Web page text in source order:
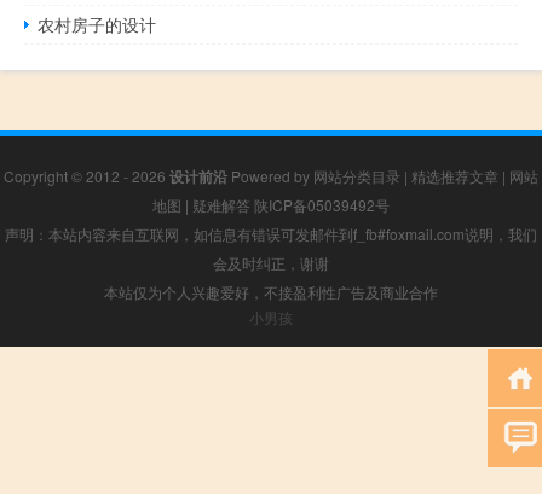
农村房子的设计
Copyright © 2012 - 2026 设计前沿 Powered by 网站分类目录 | 精选推荐文章 | 网站
地图 | 疑难解答 陕ICP备05039492号
声明：本站内容来自互联网，如信息有错误可发邮件到f_fb#foxmail.com说明，我们
会及时纠正，谢谢
本站仅为个人兴趣爱好，不接盈利性广告及商业合作
小男孩